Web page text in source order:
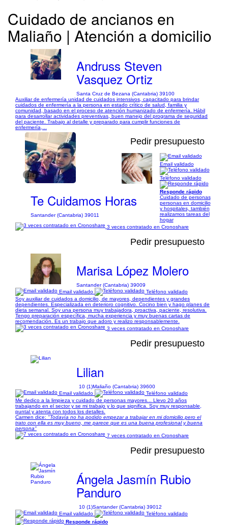
Cuidado de ancianos en
Maliaño | Atención a domicilio
Andruss Steven
Vasquez Ortiz
Santa Cruz de Bezana (Cantabria) 39100
Auxiliar de enfermería unidad de cuidados intensivos, capacitado para brindar
cuidados de enfermería a la persona en estado crítico de salud, familia y
comunidad, basado en el proceso de atención humanizado de enfermería. Hábil
para desarrollar actividades preventivas, buen manejo del programa de seguridad
del paciente. Trabajo al detalle y preparado para cumplir funciones de
enfermería,...
1/4
Pedir presupuesto
Te Cuidamos Horas
Santander (Cantabria) 39011
Email validado
Teléfono validado
Responde rápido
Cuidado de personas
personas en domicilio
y hospitales, también
realizamos tareas del
hogar
3 veces contratado en Cronoshare
Pedir presupuesto
Marisa López Molero
Santander (Cantabria) 39009
Email validado
Teléfono validado
Soy auxiliar de cuidados a domicilio, de mayores, dependientes y grandes
dependientes. Especializada en deterioro cognitivo. Cocino bien y hago planes de
dieta semanal. Soy una persona muy trabajadora, proactiva, paciente, resolutiva.
Tengo preparación específica, mucha experiencia y muy buenas cartas de
recomendación. Es un trabajo que adoro y realizo responsablemente.
3 veces contratado en Cronoshare
Pedir presupuesto
Lilian
10 (1)Maliaño (Cantabria) 39600
Email validado
Teléfono validado
Me dedico a la limpieza y cuidado de personas mayores... Llevo 20 años
trabajando en el sector y se mi trabajo y lo que significa. Soy muy responsable,
puntal y atenta con todos los detalles.
Carmen dice: "Todavía no ha podido empezar a trabajar en mi domicilio pero el
trato con ella es muy bueno, me parece que es una buena profesional y buena
persona"
7 veces contratado en Cronoshare
Pedir presupuesto
Ángela Jasmín Rubio
Panduro
10 (1)Santander (Cantabria) 39012
Email validado
Teléfono validado
Responde rápido